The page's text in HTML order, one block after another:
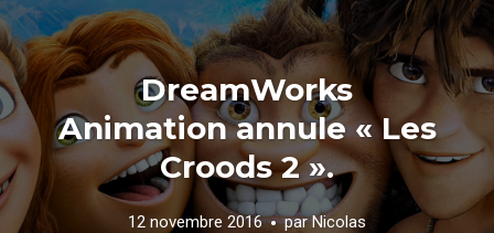
DreamWorks
Animation annule « Les
Croods 2 ».
12 novembre 2016 parNicolas